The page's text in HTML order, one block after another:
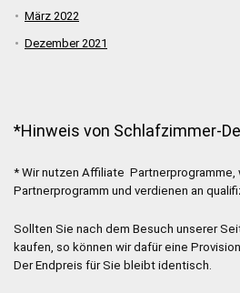
März 2022
Dezember 2021
*Hinweis von Schlafzimmer-
* Wir nutzen Affiliate Partnerprogramme,
Partnerprogramm und verdienen an
Sollten Sie nach dem Besuch unserer
kaufen, so können wir dafür eine
Der Endpreis für Sie bleibt identisch.